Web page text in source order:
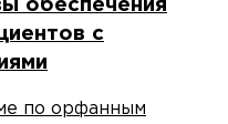
обеспечения
с
по орфанным